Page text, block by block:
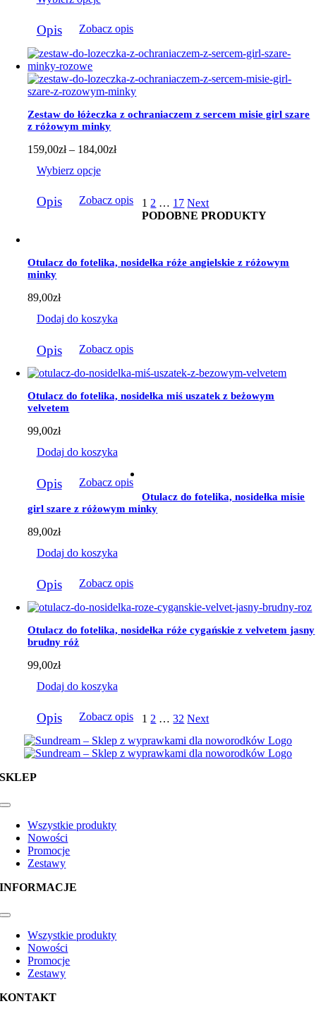
do
produkt
ma
wiele
wariantów.
Opcje
można
wybrać
na
stronie
produktu
Opis Zobacz opis
Zestaw do łóżeczka z ochraniaczem z sercem misie girl szare
z różowym minky
159,00zł – 184,00złZakres
do
184,00zł
Wybierz opcje
produkt
można
wybrać
na
stronie
produktu
Opis Zobacz opis 1 2 … 17 Next
PODOBNE PRODUKTY
Otulacz do fotelika, nosidełka róże angielskie z różowym
minky
89,00zł
Dodaj do koszyka
Opis Zobacz opis
Otulacz do fotelika, nosidełka miś uszatek z beżowym
velvetem
99,00zł
Dodaj do koszyka
Opis Zobacz opis
Otulacz do fotelika, nosidełka misie
girl szare z różowym minky
89,00zł
Dodaj do koszyka
Opis Zobacz opis
Otulacz do fotelika, nosidełka róże cygańskie z velvetem jasny
brudny róż
99,00zł
Dodaj do koszyka
Opis Zobacz opis 1 2 … 32 Next
SKLEP
Toggle
NavigationWszystkie produkty
Nowości
Promocje
Zestawy
INFORMACJE
Toggle
NavigationWszystkie produkty
Nowości
Promocje
Zestawy
KONTAKT